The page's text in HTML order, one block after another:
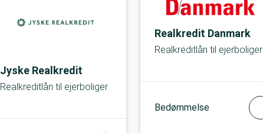
Jyske Realkredit
Realkreditlån til ejerboliger
Realkredit Danmark
Realkreditlån til ejerboliger
Bedømmelse